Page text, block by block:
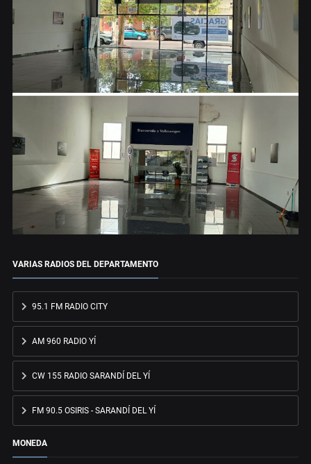
VARIAS RADIOS DEL DEPARTAMENTO
95.1 FM RADIO CITY
AM 960 RADIO YÍ
CW 155 RADIO SARANDÍ DEL YÍ
FM 90.5 OSIRIS - SARANDÍ DEL YÍ
MONEDA